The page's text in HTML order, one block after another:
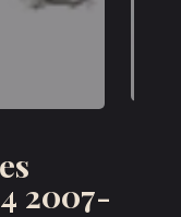
2007-